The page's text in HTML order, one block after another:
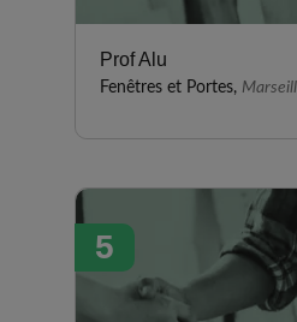
Prof Alu
Fenêtres et Portes,
5